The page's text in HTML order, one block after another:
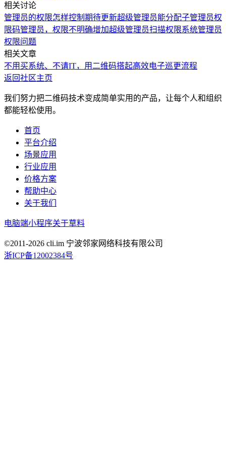
相关讨论
管理员的权限怎样控制 期待更新超级管理员能分配子管理员权
限码管理员，权限不明确增加超级管理员扫描权限系统管理员
权限问题
相关文章
不用买系统、不请IT，用二维码搭起高效电子巡更流程
返回社区主页
我们努力把二维码技术变成简单实用的产品，让每个人和组织
都能轻松使用。
首页
平台介绍
场景应用
行业应用
价格方案
帮助中心
关于我们
电脑端小程序关于草料
©2011-2026 cli.im 宁波邻家网络科技有限公司
浙ICP备12002384号